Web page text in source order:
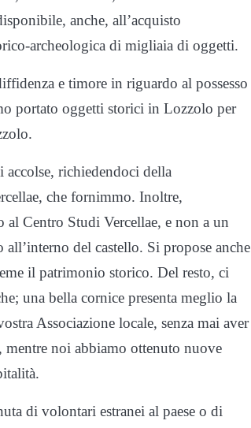
anche, all’acquisto
archeologica di migliaia di oggetti.
e timore in riguardo al possesso
portato oggetti storici in Lozzolo per
richiedendoci della
che fornimmo. Inoltre,
Centro Studi Vercellae, e non a un
del castello. Si propose anche
il patrimonio storico. Del resto, ci
una bella cornice presenta meglio la
Associazione locale, senza mai aver
mentre noi abbiamo ottenuto nuove
di volontari estranei al paese o di